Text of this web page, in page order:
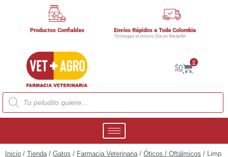
Productos Confiables Envíos Rápidos a Toda Colombia
*Entregas el mismo Día en Medellín
$0
0
Inicio / Tienda/ Gatos / Farmacia Veterinaria/ Óticos / Oftálmicos / Limp